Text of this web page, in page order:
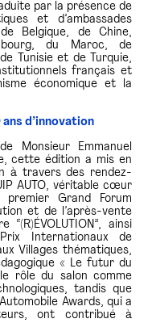
par la présence de
et d’ambassades
Belgique, de Chine,
du Maroc, de
Tunisie et de Turquie,
français et
économique et la
d’innovation
Monsieur Emmanuel
cette édition a mis en
à travers des rendez-
AUTO, véritable cœur
Grand Forum
et de l’après-vente
“(R)ÉVOLUTION”, ainsi
Internationaux de
Villages thématiques,
« Le futur du
rôle du salon comme
tandis que
Awards, qui a
ont contribué à